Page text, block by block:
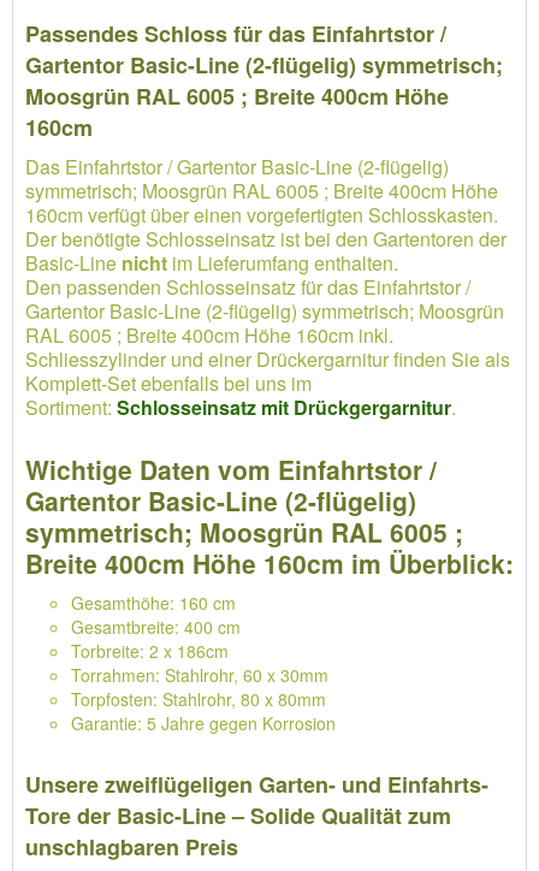
Passendes Schloss für das Einfahrtstor /
Gartentor Basic-Line (2-flügelig) symmetrisch;
Moosgrün RAL 6005 ; Breite 400cm Höhe
160cm
Das Einfahrtstor / Gartentor Basic-Line (2-flügelig)
symmetrisch; Moosgrün RAL 6005 ; Breite 400cm Höhe
160cm verfügt über einen vorgefertigten Schlosskasten.
Der benötigte Schlosseinsatz ist bei den Gartentoren der
Basic-Line nicht im Lieferumfang enthalten.
Den passenden Schlosseinsatz für das Einfahrtstor /
Gartentor Basic-Line (2-flügelig) symmetrisch; Moosgrün
RAL 6005 ; Breite 400cm Höhe 160cm inkl.
Schliesszylinder und einer Drückergarnitur finden Sie als
Komplett-Set ebenfalls bei uns im
Sortiment: Schlosseinsatz mit Drückgergarnitur.
Wichtige Daten vom Einfahrtstor /
Gartentor Basic-Line (2-flügelig)
symmetrisch; Moosgrün RAL 6005 ;
Breite 400cm Höhe 160cm im Überblick:
Gesamthöhe: 160 cm
Gesamtbreite: 400 cm
Torbreite: 2 x 186cm
Torrahmen: Stahlrohr, 60 x 30mm
Torpfosten: Stahlrohr, 80 x 80mm
Garantie: 5 Jahre gegen Korrosion
Unsere zweiflügeligen Garten- und Einfahrts-
Tore der Basic-Line – Solide Qualität zum
unschlagbaren Preis